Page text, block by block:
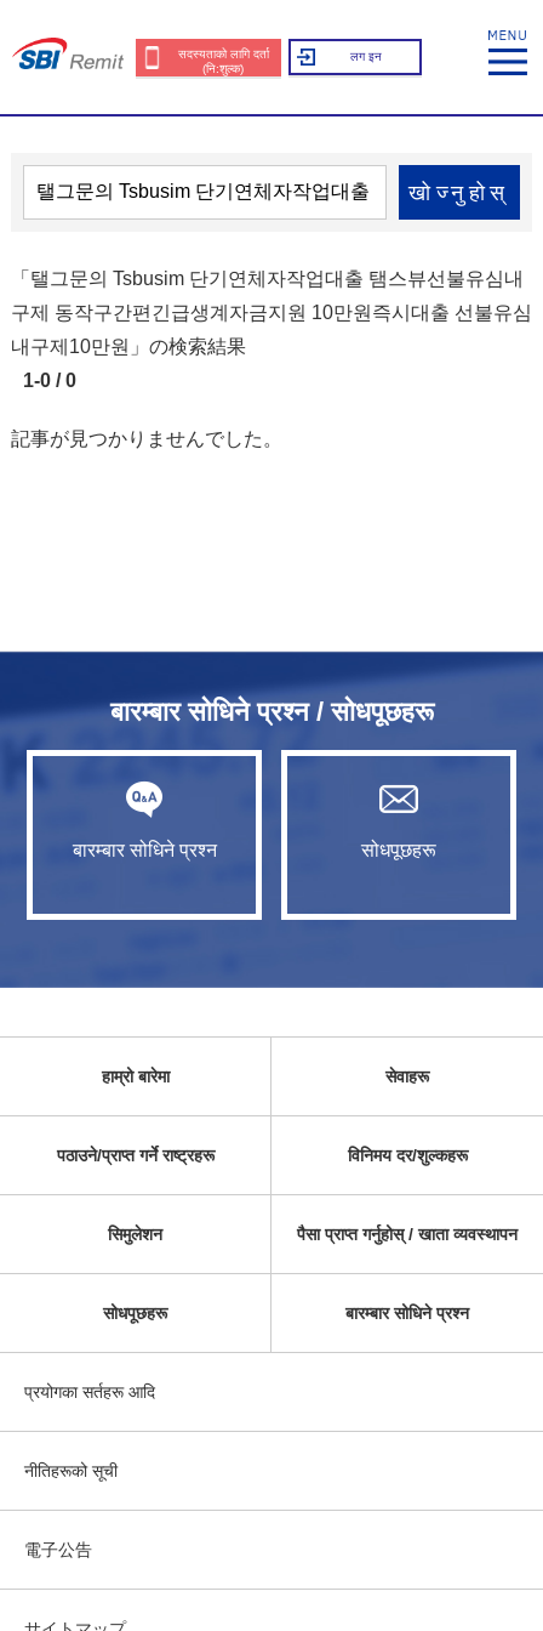
सदस्यताको लागि दर्ता
(नि:शुल्क)
लग इन
खोज्नुहोस्
「탤그문의 Tsbusim 단기연체자작업대출 탬스뷰선불유심내
구제 동작구간편긴급생계자금지원 10만원즉시대출 선불유심
내구제10만원」の検索結果
1-0 / 0
記事が見つかりませんでした。
बारम्बार सोधिने प्रश्न / सोधपूछहरू
बारम्बार सोधिने प्रश्न सोधपूछहरू
हाम्रो बारेमा सेवाहरू
पठाउने/प्राप्त गर्ने राष्ट्रहरू विनिमय दर/शुल्कहरू
सिमुलेशन पैसा प्राप्त गर्नुहोस् / खाता व्यवस्थापन
सोधपूछहरू बारम्बार सोधिने प्रश्न
प्रयोगका सर्तहरू आदि
नीतिहरूको सूची
電子公告